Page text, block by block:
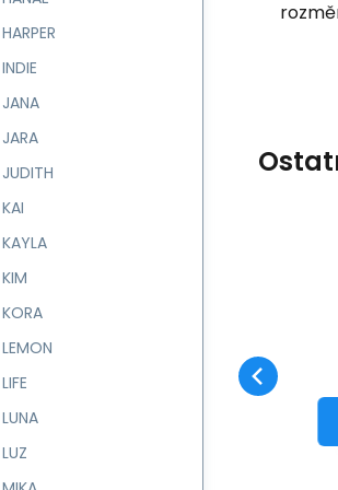
Kabelka se 2 přihr.
MINA 604519
HARPER
INDIE
JANA
JARA
JUDITH
KAI
KAYLA
KIM
KORA
LEMON
LIFE
LUNA
LUZ